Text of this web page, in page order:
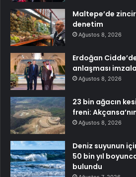
Maltepe’de
denetim
Ağustos 8, 2026
Erdoğan
anlaşması
Ağustos 8, 2026
23 bin ağacın
freni:
Ağustos 8, 2026
Deniz suyunun
50 bin yıl
bulundu